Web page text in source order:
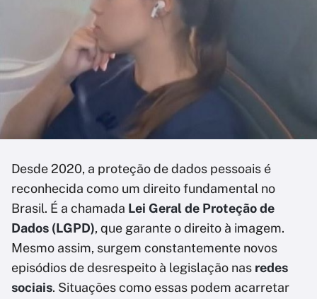
Desde 2020, a proteção de dados pessoais é
reconhecida como um direito fundamental no
Brasil. É a chamada Lei Geral de Proteção de
Dados (LGPD), que garante o direito à imagem.
Mesmo assim, surgem constantemente novos
episódios de desrespeito à legislação nas redes
sociais. Situações como essas podem acarretar